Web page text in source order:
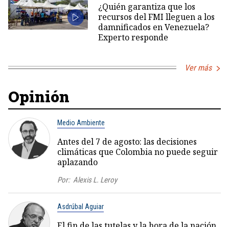
¿Quién garantiza que los
recursos del FMI lleguen a los
damnificados en Venezuela?
Experto responde
Ver más
Opinión
Medio Ambiente
Antes del 7 de agosto: las decisiones
climáticas que Colombia no puede seguir
aplazando
Por: Alexis L. Leroy
Asdrúbal Aguiar